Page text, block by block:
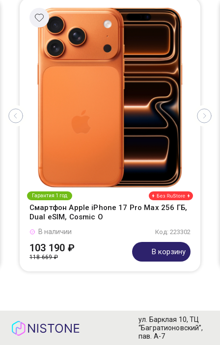
Гарантия 1 год
Смартфон Apple iPhone 17 Pro Max 256 ГБ,
Dual eSIM, Cosmic O
Код: 223302
В наличии
103 190 ₽
118 669 ₽
В корзину
ул. Барклая 10, ТЦ
“Багратионовский”,
пав. А-7